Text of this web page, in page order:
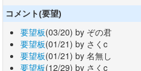
コメント(要望)
要望板(03/20) by ぞの君
要望板(01/21) by さくc
要望板(01/21) by 名無し
要望板(12/29) by さくc